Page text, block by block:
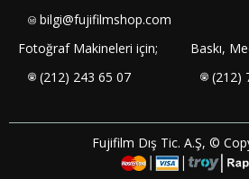
bilgi@fujifilmshop.com
Fotoğraf Makineleri için;
(212) 243 65 07
Baskı,
(212)
Fujifilm Dış Tic. A.Ş, ©